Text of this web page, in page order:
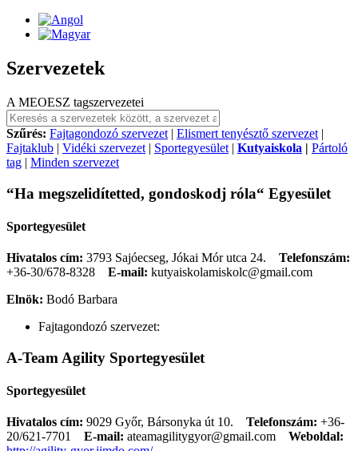
Szervezetek
A MEOESZ tagszervezetei
Szűrés: Fajtagondozó szervezet | Elismert tenyésztő szervezet |
Fajtaklub | Vidéki szervezet | Sportegyesület | Kutyaiskola | Pártoló
tag | Minden szervezet
“Ha megszelidítetted, gondoskodj róla“ Egyesület
Sportegyesület
Hivatalos cím: 3793 Sajóecseg, Jókai Mór utca 24. Telefonszám:
+36-30/678-8328
E-mail: kutyaiskolamiskolc@gmail.com
Elnök: Bodó Barbara
Fajtagondozó szervezet:
A-Team Agility Sportegyesület
Sportegyesület
Hivatalos cím: 9029 Győr, Bársonyka út 10. Telefonszám: +36-
20/621-7701
E-mail: ateamagilitygyor@gmail.com
Weboldal: